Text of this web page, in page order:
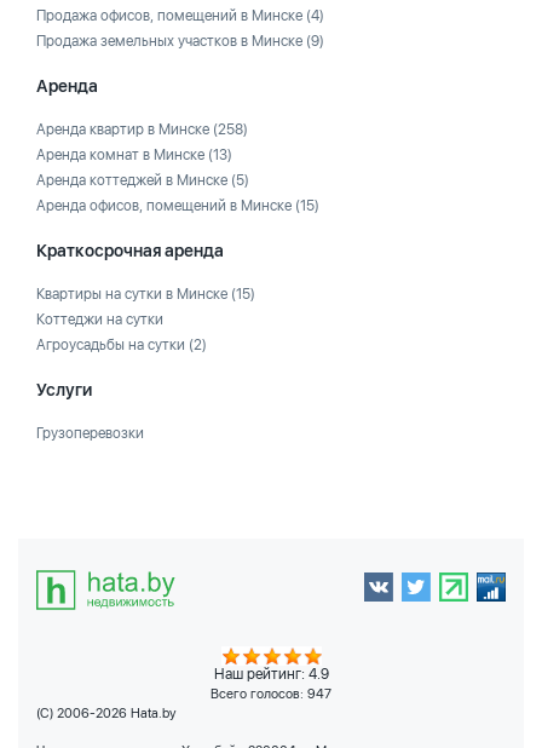
Продажа офисов, помещений в Минске (4)
Продажа земельных участков в Минске (9)
Аренда
Аренда квартир в Минске (258)
Аренда комнат в Минске (13)
Аренда коттеджей в Минске (5)
Аренда офисов, помещений в Минске (15)
Краткосрочная аренда
Квартиры на сутки в Минске (15)
Коттеджи на сутки
Агроусадьбы на сутки (2)
Услуги
Грузоперевозки
Наш рейтинг: 4.9
Всего голосов: 947
(C) 2006-2026 Hata.by